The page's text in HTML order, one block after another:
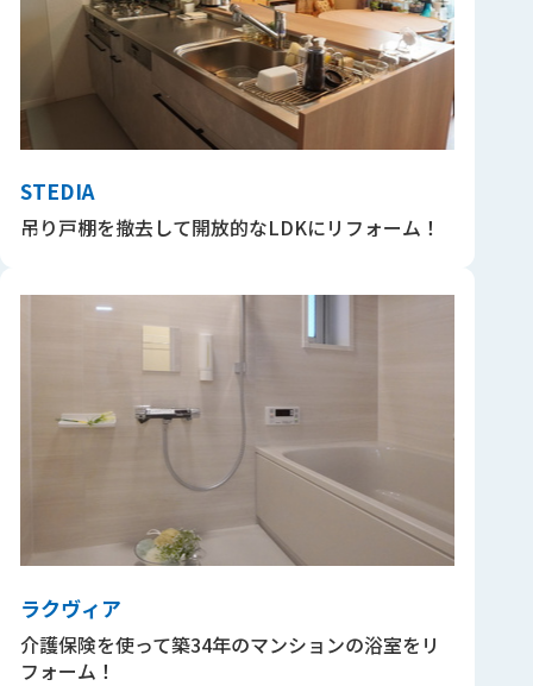
STEDIA
吊り戸棚を撤去して開放的なLDKにリフォーム！
ラクヴィア
介護保険を使って築34年のマンションの浴室をリ
フォーム！